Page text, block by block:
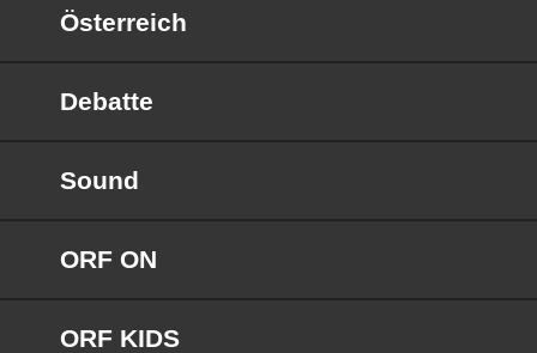
Österreich
Debatte
Sound
ORF ON
ORF KIDS